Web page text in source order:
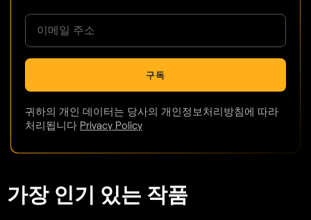
구독
귀하의 개인 데이터는 당사의 개인정보처리방침에 따라
처리됩니다 Privacy Policy
가장 인기 있는 작품